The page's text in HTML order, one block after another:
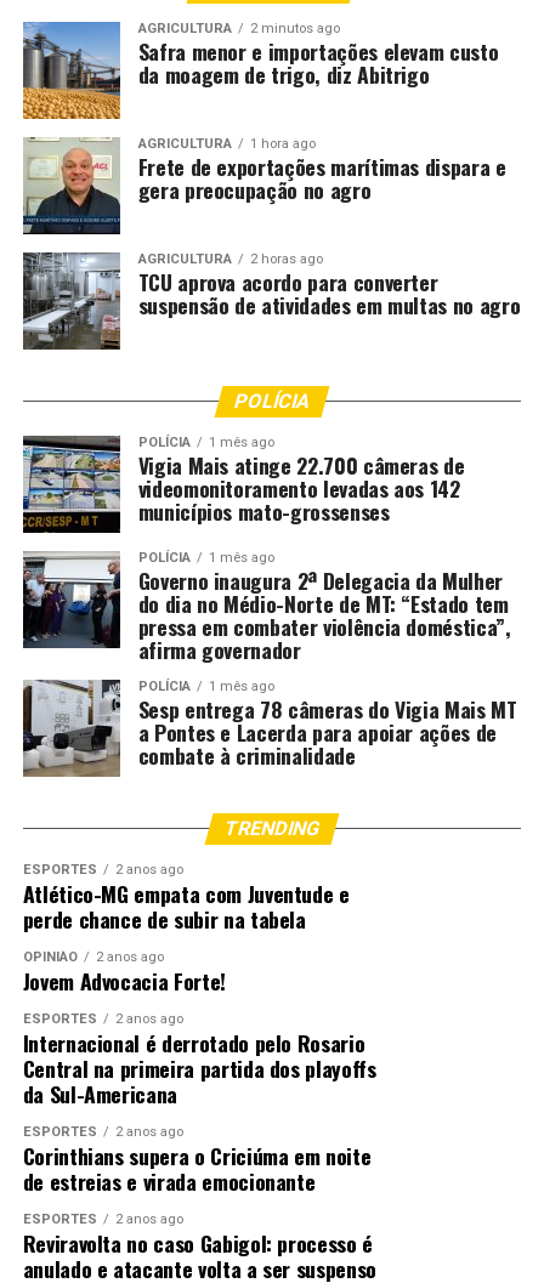
AGRICULTURA 2 minutos ago
Safra menor e importações elevam custo
da moagem de trigo, diz Abitrigo
AGRICULTURA 1 hora ago
Frete de exportações marítimas dispara e
gera preocupação no agro
AGRICULTURA 2 horas ago
TCU aprova acordo para converter
suspensão de atividades em multas no agro
POLÍCIA
POLÍCIA 1 mês ago
Vigia Mais atinge 22.700 câmeras de
videomonitoramento levadas aos 142
municípios mato-grossenses
POLÍCIA 1 mês ago
Governo inaugura 2ª Delegacia da Mulher
do dia no Médio-Norte de MT: “Estado tem
pressa em combater violência doméstica”,
afirma governador
POLÍCIA 1 mês ago
Sesp entrega 78 câmeras do Vigia Mais MT
a Pontes e Lacerda para apoiar ações de
combate à criminalidade
TRENDING
ESPORTES 2 anos ago
Atlético-MG empata com Juventude e
perde chance de subir na tabela
OPINIÃO 2 anos ago
Jovem Advocacia Forte!
ESPORTES 2 anos ago
Internacional é derrotado pelo Rosario
Central na primeira partida dos playoffs
da Sul-Americana
ESPORTES 2 anos ago
Corinthians supera o Criciúma em noite
de estreias e virada emocionante
ESPORTES 2 anos ago
Reviravolta no caso Gabigol: processo é
anulado e atacante volta a ser suspenso